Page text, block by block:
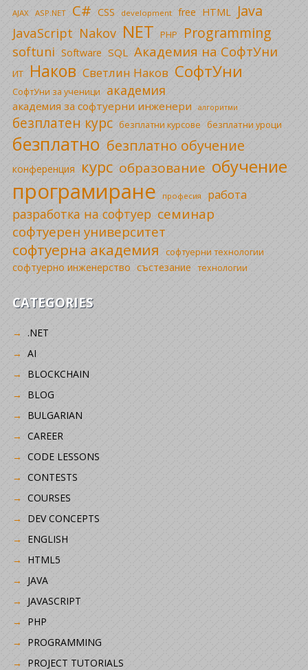
AJAX ASP.NET C# CSS development free HTML Java
JavaScript Nakov NET PHP Programming
softuni Software SQL Академия на СофтУни
ИТ Наков Светлин Наков СофтУни
СофтУни за ученици академия
академия за софтуерни инженери алгоритми
безплатен курс безплатни курсове безплатни уроци
безплатно безплатно обучение
конференция курс образование обучение
програмиране професия работа
разработка на софтуер семинар
софтуерен университет
софтуерна академия софтуерни технологии
софтуерно инженерство състезание технологии
CATEGORIES
.NET
AI
BLOCKCHAIN
BLOG
BULGARIAN
CAREER
CODE LESSONS
CONTESTS
COURSES
DEV CONCEPTS
ENGLISH
HTML5
JAVA
JAVASCRIPT
PHP
PROGRAMMING
PROJECT TUTORIALS